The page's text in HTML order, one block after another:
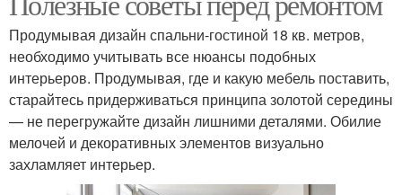
Продумывая дизайн спальни-гостиной 18 кв. метров,
необходимо учитывать все нюансы подобных
интерьеров. Продумывая, где и какую мебель поставить,
старайтесь придерживаться принципа золотой середины
— не перегружайте дизайн лишними деталями. Обилие
мелочей и декоративных элементов визуально
захламляет интерьер.